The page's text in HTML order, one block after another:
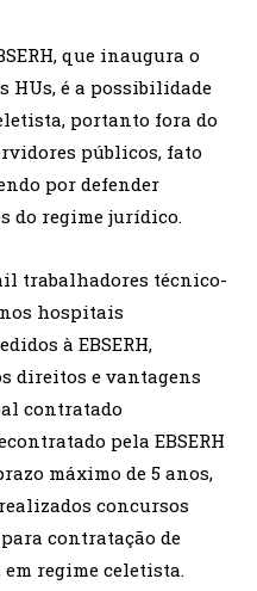
que inaugura o
HUs, é a possibilidade
portanto fora do
públicos, fato
por defender
do regime jurídico.
trabalhadores técnico-
hospitais
à EBSERH,
direitos e vantagens
contratado
pela EBSERH
máximo de 5 anos,
concursos
contratação de
regime celetista.